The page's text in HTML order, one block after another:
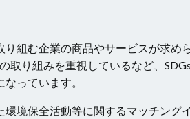
組む企業の商品やサービスが求め
取り組みを重視しているなど、
っています。
境保全活動等に関するマッチング